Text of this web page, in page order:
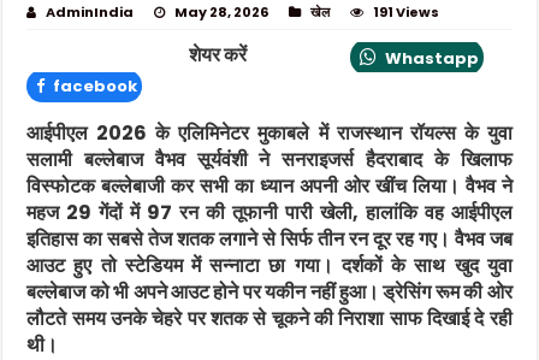
AdminIndia May 28, 2026 खेल 191 Views
शेयर करें
Whastapp
facebook
आईपीएल 2026 के एलिमिनेटर मुकाबले में राजस्थान रॉयल्स के युवा
सलामी बल्लेबाज वैभव सूर्यवंशी ने सनराइजर्स हैदराबाद के खिलाफ
विस्फोटक बल्लेबाजी कर सभी का ध्यान अपनी ओर खींच लिया। वैभव ने
महज 29 गेंदों में 97 रन की तूफानी पारी खेली, हालांकि वह आईपीएल
इतिहास का सबसे तेज शतक लगाने से सिर्फ तीन रन दूर रह गए। वैभव जब
आउट हुए तो स्टेडियम में सन्नाटा छा गया। दर्शकों के साथ खुद युवा
बल्लेबाज को भी अपने आउट होने पर यकीन नहीं हुआ। ड्रेसिंग रूम की ओर
लौटते समय उनके चेहरे पर शतक से चूकने की निराशा साफ दिखाई दे रही
थी।